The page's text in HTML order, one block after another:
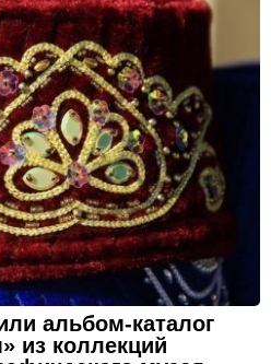
альбом-каталог
из коллекций